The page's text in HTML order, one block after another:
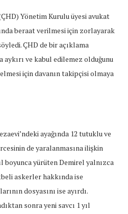
Yönetim Kurulu üyesi avukat
beraat verilmesi için zorlayarak
ÇHD de bir açıklama
aykırı ve kabul edilemez olduğunu
için davanın takipçisi olmaya
ayağında 12 tutuklu ve
de yaralanmasına ilişkin
boyunca yürüten Demirel yalnızca
askerler hakkında ise
dosyasını ise ayırdı.
sonra yeni savcı 1 yıl